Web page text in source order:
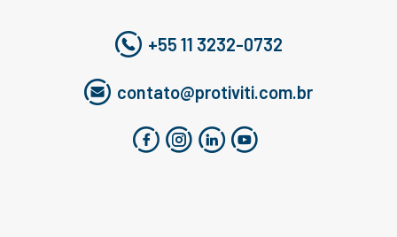
+55 11 3232-0732
contato@protiviti.com.br